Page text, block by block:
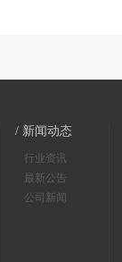
/ 新闻动态
行业资讯
最新公告
公司新闻